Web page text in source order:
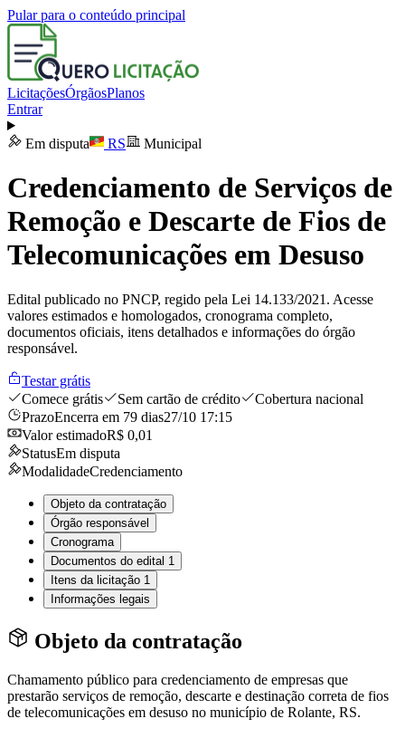
Pular para o conteúdo principal
LicitaçõesÓrgãosPlanos
Entrar
Em disputa RS Municipal
Credenciamento de Serviços de
Remoção e Descarte de Fios de
Telecomunicações em Desuso
Edital publicado no PNCP, regido pela Lei 14.133/2021. Acesse
valores estimados e homologados, cronograma completo,
documentos oficiais, itens detalhados e informações do órgão
responsável.
Testar grátis
Comece grátis
Sem cartão de crédito
Cobertura nacional
PrazoEncerra em 79 dias27/10 17:15
Valor estimadoR$ 0,01
StatusEm disputa
ModalidadeCredenciamento
Objeto da contratação
Órgão responsável
Cronograma
Documentos do edital 1
Itens da licitação 1
Informações legais
Objeto da contratação
Chamamento público para credenciamento de empresas que
prestarão serviços de remoção, descarte e destinação correta de fios
de telecomunicações em desuso no município de Rolante, RS.